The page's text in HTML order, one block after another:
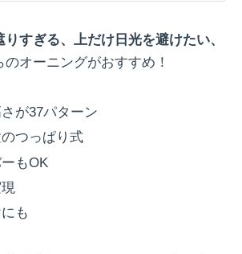
すぎる、上だけ日光を避けたい、
オーニングがおすすめ！
が37パターン
つっぱり式
もOK
も